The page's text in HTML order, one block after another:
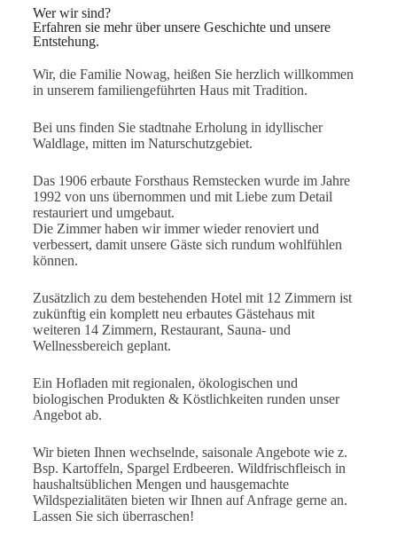
Wer wir sind?
Erfahren sie mehr über unsere Geschichte und unsere
Entstehung.
Wir, die Familie Nowag, heißen Sie herzlich willkommen
in unserem familiengeführten Haus mit Tradition.
Bei uns finden Sie stadtnahe Erholung in idyllischer
Waldlage, mitten im Naturschutzgebiet.
Das 1906 erbaute Forsthaus Remstecken wurde im Jahre
1992 von uns übernommen und mit Liebe zum Detail
restauriert und umgebaut.
Die Zimmer haben wir immer wieder renoviert und
verbessert, damit unsere Gäste sich rundum wohlfühlen
können.
Zusätzlich zu dem bestehenden Hotel mit 12 Zimmern ist
zukünftig ein komplett neu erbautes Gästehaus mit
weiteren 14 Zimmern, Restaurant, Sauna- und
Wellnessbereich geplant.
Ein Hofladen mit regionalen, ökologischen und
biologischen Produkten & Köstlichkeiten runden unser
Angebot ab.
Wir bieten Ihnen wechselnde, saisonale Angebote wie z.
Bsp. Kartoffeln, Spargel Erdbeeren. Wildfrischfleisch in
haushaltsüblichen Mengen und hausgemachte
Wildspezialitäten bieten wir Ihnen auf Anfrage gerne an.
Lassen Sie sich überraschen!